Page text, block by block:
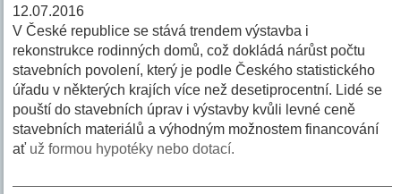
12.07.2016
V České republice se stává trendem výstavba i
rekonstrukce rodinných domů, což dokládá nárůst počtu
stavebních povolení, který je podle Českého statistického
úřadu v některých krajích více než desetiprocentní. Lidé se
pouští do stavebních úprav i výstavby kvůli levné ceně
stavebních materiálů a výhodným možnostem financování
ať už formou hypotéky nebo dotací.